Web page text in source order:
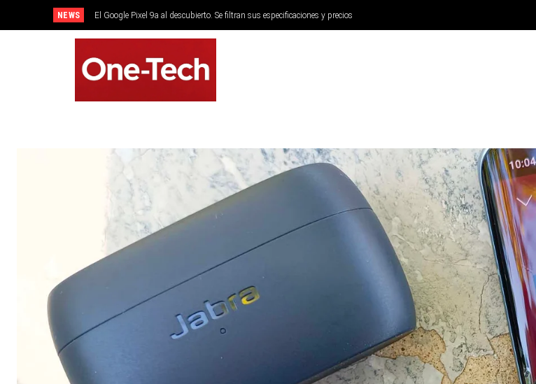
NEWS El Google Pixel 9a al descubierto. Se filtran sus especificaciones y precios